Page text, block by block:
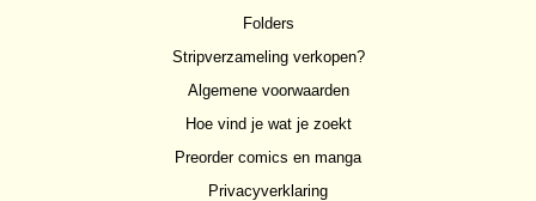
Folders
Stripverzameling verkopen?
Algemene voorwaarden
Hoe vind je wat je zoekt
Preorder comics en manga
Privacyverklaring